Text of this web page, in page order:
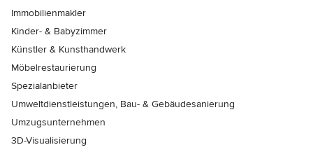
Immobilienmakler
Kinder- & Babyzimmer
Künstler & Kunsthandwerk
Möbelrestaurierung
Spezialanbieter
Umweltdienstleistungen, Bau- & Gebäudesanierung
Umzugsunternehmen
3D-Visualisierung